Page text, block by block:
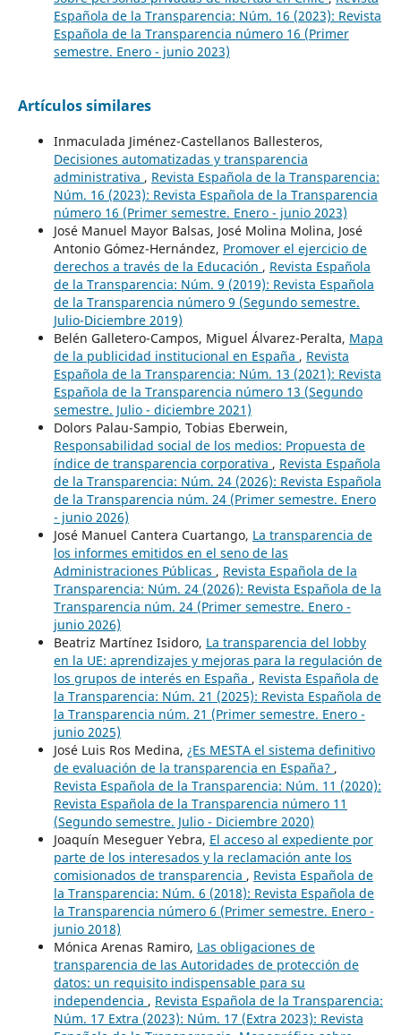
Española de la Transparencia: Núm. 16 (2023): Revista
Española de la Transparencia número 16 (Primer
semestre. Enero - junio 2023)
Artículos similares
Inmaculada Jiménez-Castellanos Ballesteros,
Decisiones automatizadas y transparencia
administrativa , Revista Española de la Transparencia:
Núm. 16 (2023): Revista Española de la Transparencia
número 16 (Primer semestre. Enero - junio 2023)
José Manuel Mayor Balsas, José Molina Molina, José
Antonio Gómez-Hernández, Promover el ejercicio de
derechos a través de la Educación , Revista Española
de la Transparencia: Núm. 9 (2019): Revista Española
de la Transparencia número 9 (Segundo semestre.
Julio-Diciembre 2019)
Belén Galletero-Campos, Miguel Álvarez-Peralta, Mapa
de la publicidad institucional en España , Revista
Española de la Transparencia: Núm. 13 (2021): Revista
Española de la Transparencia número 13 (Segundo
semestre. Julio - diciembre 2021)
Dolors Palau-Sampio, Tobias Eberwein,
Responsabilidad social de los medios: Propuesta de
índice de transparencia corporativa , Revista Española
de la Transparencia: Núm. 24 (2026): Revista Española
de la Transparencia núm. 24 (Primer semestre. Enero
- junio 2026)
José Manuel Cantera Cuartango, La transparencia de
los informes emitidos en el seno de las
Administraciones Públicas , Revista Española de la
Transparencia: Núm. 24 (2026): Revista Española de la
Transparencia núm. 24 (Primer semestre. Enero -
junio 2026)
Beatriz Martínez Isidoro, La transparencia del lobby
en la UE: aprendizajes y mejoras para la regulación de
los grupos de interés en España , Revista Española de
la Transparencia: Núm. 21 (2025): Revista Española de
la Transparencia núm. 21 (Primer semestre. Enero -
junio 2025)
José Luis Ros Medina, ¿Es MESTA el sistema definitivo
de evaluación de la transparencia en España? ,
Revista Española de la Transparencia: Núm. 11 (2020):
Revista Española de la Transparencia número 11
(Segundo semestre. Julio - Diciembre 2020)
Joaquín Meseguer Yebra, El acceso al expediente por
parte de los interesados y la reclamación ante los
comisionados de transparencia , Revista Española de
la Transparencia: Núm. 6 (2018): Revista Española de
la Transparencia número 6 (Primer semestre. Enero -
junio 2018)
Mónica Arenas Ramiro, Las obligaciones de
transparencia de las Autoridades de protección de
datos: un requisito indispensable para su
independencia , Revista Española de la Transparencia:
Núm. 17 Extra (2023): Núm. 17 (Extra 2023): Revista